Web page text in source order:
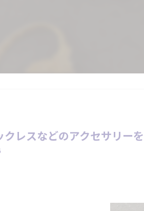
クレスなどのアクセサリー